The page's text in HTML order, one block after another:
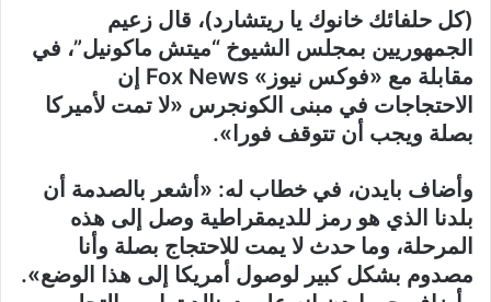
(كل حلفائك خانوك يا ريتشارد)، قال زعيم
الجمهوريين بمجلس الشيوخ “ميتش ماكونيل”، في
مقابلة مع «فوكس نيوز» Fox News إن
الاحتجاجات في مبنى الكونجرس «لا تمت لأميركا
بصلة ويجب أن تتوقف فورا».
وأضاف بايدن، في خطاب له: «أشعر بالصدمة أن
بلدنا الذي هو رمز للديمقراطية وصل إلى هذه
المرحلة، وما حدث لا يمت للاحتجاج بصلة وأنا
مصدوم بشكل كبير لوصول أمريكا إلى هذا الوضع».